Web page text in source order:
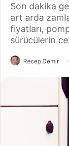
Son dakika
art arda
fiyatları,
sürücülerin
Recep Demir